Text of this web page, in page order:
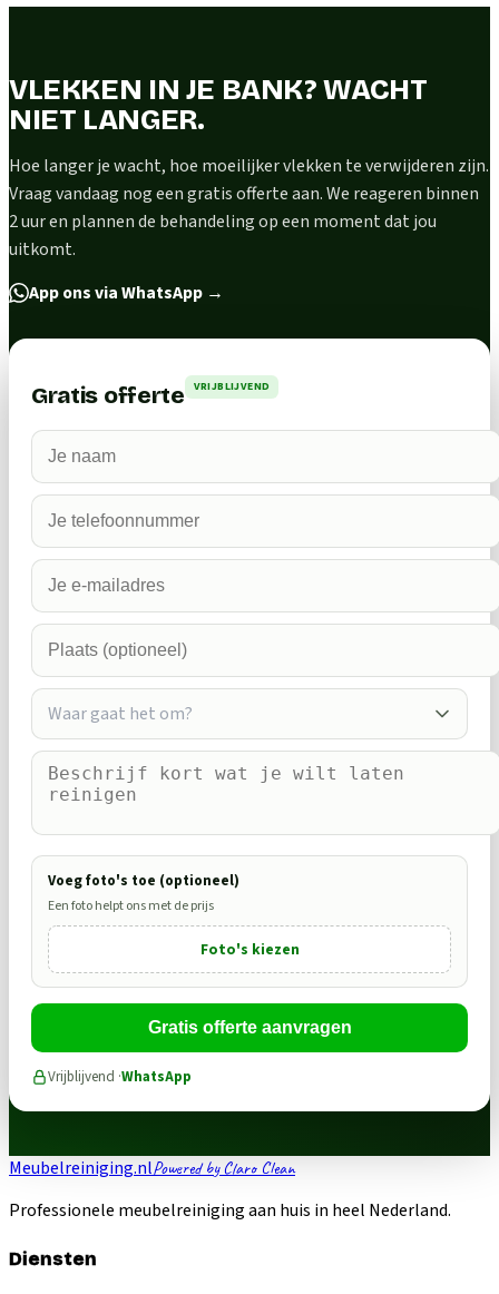
VLEKKEN IN JE BANK? WACHT
NIET LANGER.
Hoe langer je wacht, hoe moeilijker vlekken te verwijderen zijn.
Vraag vandaag nog een gratis offerte aan. We reageren binnen
2 uur en plannen de behandeling op een moment dat jou
uitkomt.
App ons via WhatsApp →
Gratis offerte VRIJBLIJVEND
Waar gaat het om?
Voeg foto's toe (optioneel)
Een foto helpt ons met de prijs
Foto's kiezen
Gratis offerte aanvragen
Vrijblijvend ·WhatsApp
Meubelreiniging.nlPowered by Claro Clean
Professionele meubelreiniging aan huis in heel Nederland.
Diensten